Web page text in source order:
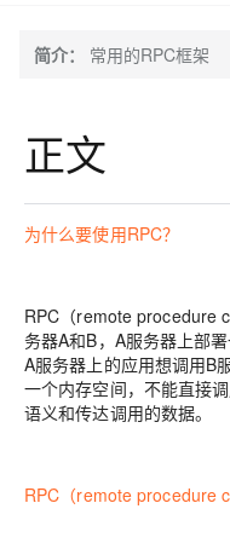
简介： 常用的RPC框架
正文
为什么要使用RPC？
RPC（remote procedure
务器A和B，A服务器上部
A服务器上的应用想调用B
一个内存空间，不能直接
语义和传达调用的数据。
RPC（remote procedure